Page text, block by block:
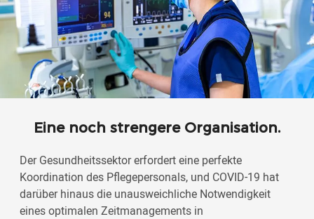
Eine noch strengere Organisation.
Der Gesundheitssektor erfordert eine perfekte
Koordination des Pflegepersonals, und COVID-19 hat
darüber hinaus die unausweichliche Notwendigkeit
eines optimalen Zeitmanagements in